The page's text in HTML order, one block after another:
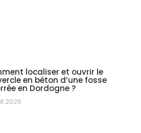
localiser et ouvrir le
en béton d’une fosse
en Dordogne ?
2026